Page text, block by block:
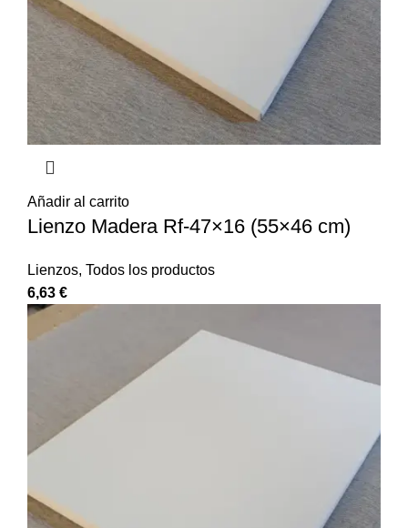
Añadir al carrito
Lienzo Madera Rf-47×16 (55×46 cm)
Lienzos, Todos los productos
6,63 €